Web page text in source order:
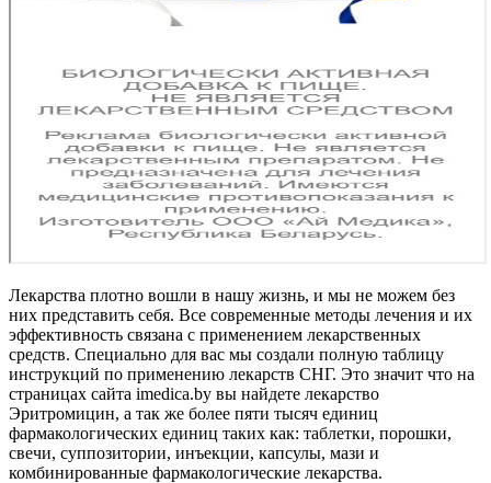
Лекарства плотно вошли в нашу жизнь, и мы не можем без
них представить себя. Все современные методы лечения и их
эффективность связана с применением лекарственных
средств. Специально для вас мы создали полную таблицу
инструкций по применению лекарств СНГ. Это значит что на
страницах сайта imedica.by вы найдете лекарство
Эритромицин, а так же более пяти тысяч единиц
фармакологических единиц таких как: таблетки, порошки,
свечи, суппозитории, инъекции, капсулы, мази и
комбинированные фармакологические лекарства.